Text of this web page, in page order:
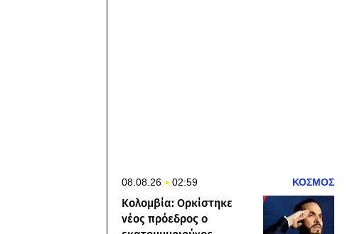
08.08.26 02:59 ΚΟΣΜΟΣ
Κολομβία: Ορκίστηκε
νέος πρόεδρος ο